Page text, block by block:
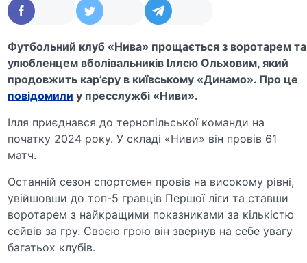
Футбольний клуб «Нива» прощається з воротарем та
улюбленцем вболівальників Іллєю Ольховим, який
продовжить кар’єру в київському «Динамо». Про це
повідомили у пресслужбі «Ниви».
Ілля приєднався до тернопільської команди на
початку 2024 року. У складі «Ниви» він провів 61
матч.
Останній сезон спортсмен провів на високому рівні,
увійшовши до топ-5 гравців Першої ліги та ставши
воротарем з найкращими показниками за кількістю
сейвів за гру. Своєю грою він звернув на себе увагу
багатьох клубів.